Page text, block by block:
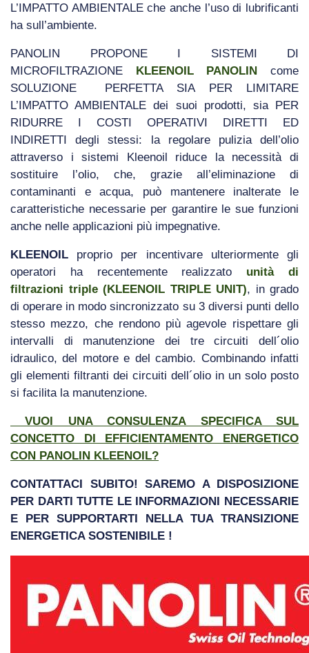
L’IMPATTO AMBIENTALE che anche l’uso di lubrificanti
ha sull’ambiente.
PANOLIN PROPONE I SISTEMI DI
MICROFILTRAZIONE KLEENOIL PANOLINcome
SOLUZIONE PERFETTA SIA PER LIMITARE
L’IMPATTO AMBIENTALE dei suoi prodotti, sia PER
RIDURRE I COSTI OPERATIVI DIRETTI ED
INDIRETTI degli stessi: la regolare pulizia dell’olio
attraverso i sistemi Kleenoil riduce la necessità di
sostituire l’olio, che, grazie all’eliminazione di
contaminanti e acqua, può mantenere inalterate le
caratteristiche necessarie per garantire le sue funzioni
anche nelle applicazioni più impegnative.
KLEENOIL proprio per incentivare ulteriormente gli
operatori ha recentemente realizzato
unità di
filtrazioni triple (KLEENOIL TRIPLE UNIT), in grado
di operare in modo sincronizzato su 3 diversi punti dello
stesso mezzo, che rendono più agevole rispettare gli
intervalli di manutenzione dei tre circuiti dell´olio
idraulico, del motore e del cambio. Combinando infatti
gli elementi filtranti dei circuiti dell´olio in un solo posto
si facilita la manutenzione.
VUOI UNA CONSULENZA SPECIFICA SUL
CONCETTO DI EFFICIENTAMENTO ENERGETICO
CON PANOLIN KLEENOIL?
CONTATTACI SUBITO! SAREMO A DISPOSIZIONE
PER DARTI TUTTE LE INFORMAZIONI NECESSARIE
E PER SUPPORTARTI NELLA TUA TRANSIZIONE
ENERGETICA SOSTENIBILE !